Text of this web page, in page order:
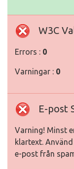
W3C
Errors : 0
Varningar : 0
E-post
Varning! Minst
klartext. Använd
e-post från